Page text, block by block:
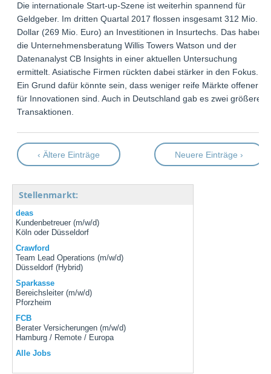
Die internationale Start-up-Szene ist weiterhin spannend für
Geldgeber. Im dritten Quartal 2017 flossen insgesamt 312 Mio.
Dollar (269 Mio. Euro) an Investitionen in Insurtechs. Das haben
die Unternehmensberatung Willis Towers Watson und der
Datenanalyst CB Insights in einer aktuellen Untersuchung
ermittelt. Asiatische Firmen rückten dabei stärker in den Fokus.
Ein Grund dafür könnte sein, dass weniger reife Märkte offener
für Innovationen sind. Auch in Deutschland gab es zwei größere
Transaktionen.
‹ Ältere Einträge Neuere Einträge ›
Stellenmarkt:
deas
Kundenbetreuer (m/w/d)
Köln oder Düsseldorf
Crawford
Team Lead Operations (m/w/d)
Düsseldorf (Hybrid)
Sparkasse
Bereichsleiter (m/w/d)
Pforzheim
FCB
Berater Versicherungen (m/w/d)
Hamburg / Remote / Europa
Alle Jobs